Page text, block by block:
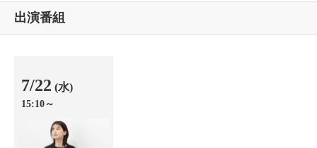
出演番組
7/22 (水)
15:10～